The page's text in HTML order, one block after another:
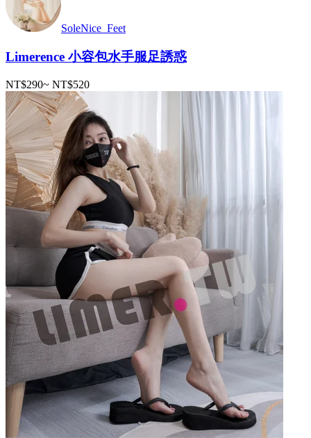
SoleNice_Feet
Limerence 小容包水手服足誘惑
NT$290~ NT$520